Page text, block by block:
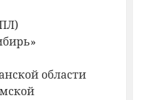
области